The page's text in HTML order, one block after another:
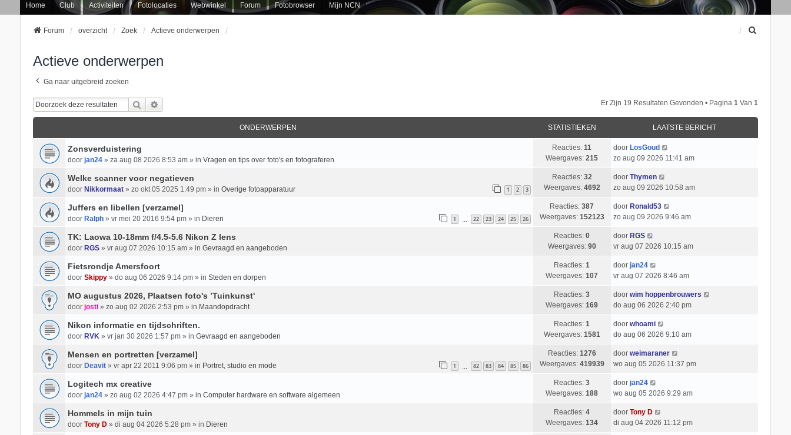
Home Club Activiteiten Fotolocaties Webwinkel Forum Fotobrowser Mijn NCN
Forum overzicht Zoek Actieve onderwerpen
Actieve onderwerpen
Ga naar uitgebreid zoeken
Zoek Er Zijn 19 Resultaten Gevonden • Pagina1 Van1
ONDERWERPEN STATISTIEKEN LAATSTE BERICHT
Zonsverduistering
door jan24» za aug 08 2026 8:53 am » in Vragen en tips over foto's en fotograferen
Reacties:11
Weergaves:215
door LosGoud
zo aug 09 2026 11:41 am
Welke scanner voor negatieven
door Nikkormaat» zo okt 05 2025 1:49 pm » in Overige fotoapparatuur 1 2 3
Reacties: 32
Weergaves: 4692
door Thymen
zo aug 09 2026 10:58 am
Juffers en libellen [verzamel]
door Ralph» vr mei 20 2016 9:54 pm » in Dieren 1 22 23 24 25 26
Reacties:387
Weergaves: 152123
door Ronald53
zo aug 09 2026 9:46 am
TK: Laowa 10-18mm f/4.5-5.6 Nikon Z lens
door RGS» vr aug 07 2026 10:15 am » in Gevraagd en aangeboden
Reacties:0
Weergaves: 90
door RGS
vr aug 07 2026 10:15 am
Fietsrondje Amersfoort
door Skippy» do aug 06 2026 9:14 pm » in Steden en dorpen
Reacties:1
Weergaves:107
door jan24
vr aug 07 2026 8:46 am
MO augustus 2026, Plaatsen foto's ’Tuinkunst'
door josti» zo aug 02 2026 2:53 pm » in Maandopdracht
Reacties:3
Weergaves:169
door wim hoppenbrouwers
do aug 06 2026 2:40 pm
Nikon informatie en tijdschriften.
door RVK» vr jan 30 2026 1:57 pm » in Gevraagd en aangeboden
Reacties:1
Weergaves: 1581
door whoami
do aug 06 2026 9:10 am
Mensen en portretten [verzamel]
door Deavit» vr apr 22 2011 9:06 pm » in Portret, studio en mode 1 82 83 84 85 86
Reacties: 1276
Weergaves: 419939
door weimaraner
wo aug 05 2026 11:37 pm
Logitech mx creative
door jan24» zo aug 02 2026 4:47 pm » in Computer hardware en software algemeen
Reacties:3
Weergaves:188
door jan24
wo aug 05 2026 9:29 am
Hommels in mijn tuin
door Tony D» di aug 04 2026 5:28 pm » in Dieren
Reacties:4
Weergaves:134
door Tony D
di aug 04 2026 11:12 pm